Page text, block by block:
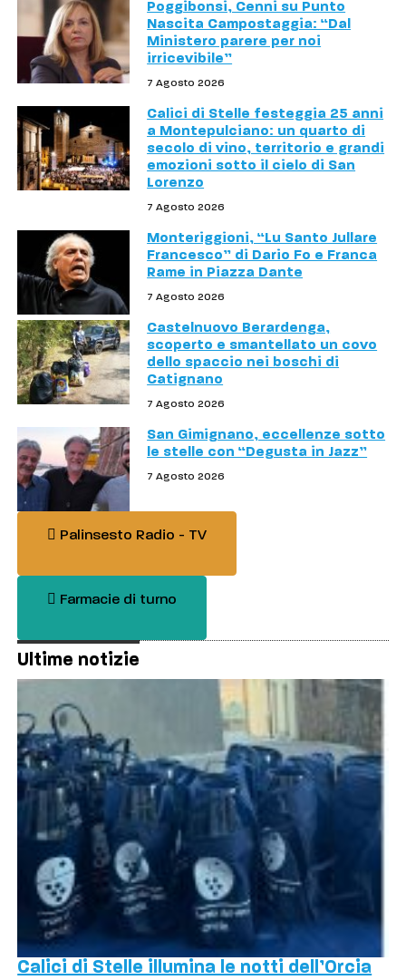
Poggibonsi, Cenni su Punto
Nascita Campostaggia: “Dal
Ministero parere per noi
irricevibile”
7 Agosto 2026
Calici di Stelle festeggia 25 anni
a Montepulciano: un quarto di
secolo di vino, territorio e grandi
emozioni sotto il cielo di San
Lorenzo
7 Agosto 2026
Monteriggioni, “Lu Santo Jullare
Francesco” di Dario Fo e Franca
Rame in Piazza Dante
7 Agosto 2026
Castelnuovo Berardenga,
scoperto e smantellato un covo
dello spaccio nei boschi di
Catignano
7 Agosto 2026
San Gimignano, eccellenze sotto
le stelle con “Degusta in Jazz”
7 Agosto 2026
Palinsesto Radio - TV
Farmacie di turno
Ultime notizie
Calici di Stelle illumina le notti dell’Orcia